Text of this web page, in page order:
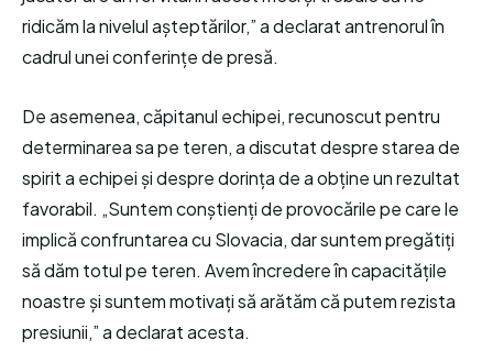
ridicăm la nivelul așteptărilor,” a declarat antrenorul în
cadrul unei conferințe de presă.
De asemenea, căpitanul echipei, recunoscut pentru
determinarea sa pe teren, a discutat despre starea de
spirit a echipei și despre dorința de a obține un rezultat
favorabil. „Suntem conștienți de provocările pe care le
implică confruntarea cu Slovacia, dar suntem pregătiți
să dăm totul pe teren. Avem încredere în capacitățile
noastre și suntem motivați să arătăm că putem rezista
presiunii,” a declarat acesta.